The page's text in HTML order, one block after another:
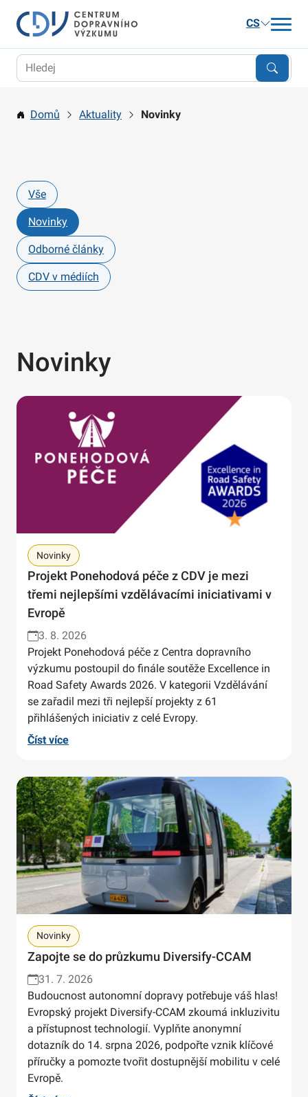
CS
Aktuality
Publikace a služby
O nás
Kontakt
Domů Aktuality Novinky
Vše
Novinky
Odborné články
CDV v médiích
Novinky
Novinky
Projekt Ponehodová péče z CDV je mezi
třemi nejlepšími vzdělávacími iniciativami v
Evropě
3. 8. 2026
Projekt Ponehodová péče z Centra dopravního
výzkumu postoupil do finále soutěže Excellence in
Road Safety Awards 2026. V kategorii Vzdělávání
se zařadil mezi tři nejlepší projekty z 61
přihlášených iniciativ z celé Evropy.
Číst více
Novinky
Zapojte se do průzkumu Diversify-CCAM
31. 7. 2026
Budoucnost autonomní dopravy potřebuje váš hlas!
Evropský projekt Diversify-CCAM zkoumá inkluzivitu
a přístupnost technologií. Vyplňte anonymní
dotazník do 14. srpna 2026, podpořte vznik klíčové
příručky a pomozte tvořit dostupnější mobilitu v celé
Evropě.